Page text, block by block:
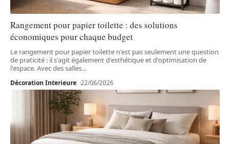
Rangement pour papier toilette : des solutions
économiques pour chaque budget
Le rangement pour papier toilette n'est pas seulement une question
de praticité : il s'agit également d'esthétique et d'optimisation de
l'espace. Avec des salles…
Décoration Interieure 22/06/2026